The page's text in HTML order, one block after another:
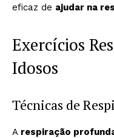
eficaz de ajudar na
Exercícios
Idosos
Técnicas de
A respiração